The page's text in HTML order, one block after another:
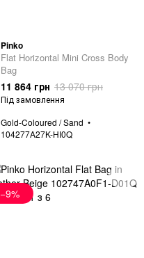
Pinko
Flat Horizontal Mini Cross Body
Bag
11 864 грн 13 070 грн
Під замовлення
Gold-Coloured / Sand
104277A27K-HI0Q
−9%